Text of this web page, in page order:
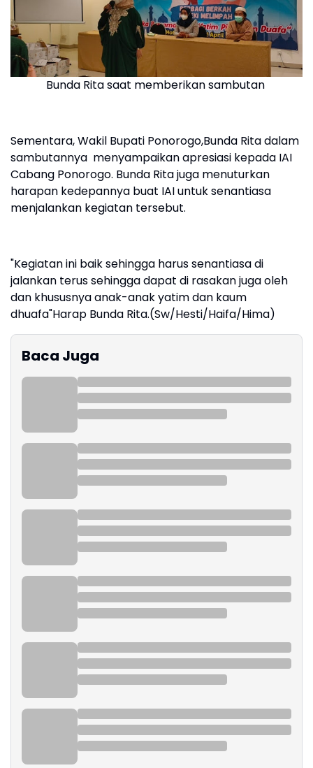
Bunda Rita saat memberikan sambutan
Sementara, Wakil Bupati Ponorogo,Bunda Rita dalam
sambutannya menyampaikan apresiasi kepada IAI
Cabang Ponorogo. Bunda Rita juga menuturkan
harapan kedepannya buat IAI untuk senantiasa
menjalankan kegiatan tersebut.
"Kegiatan ini baik sehingga harus senantiasa di
jalankan terus sehingga dapat di rasakan juga oleh
dan khususnya anak-anak yatim dan kaum
dhuafa"Harap Bunda Rita.(Sw/Hesti/Haifa/Hima)
Baca Juga